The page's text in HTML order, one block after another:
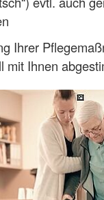
Ihrer
mit Ihnen